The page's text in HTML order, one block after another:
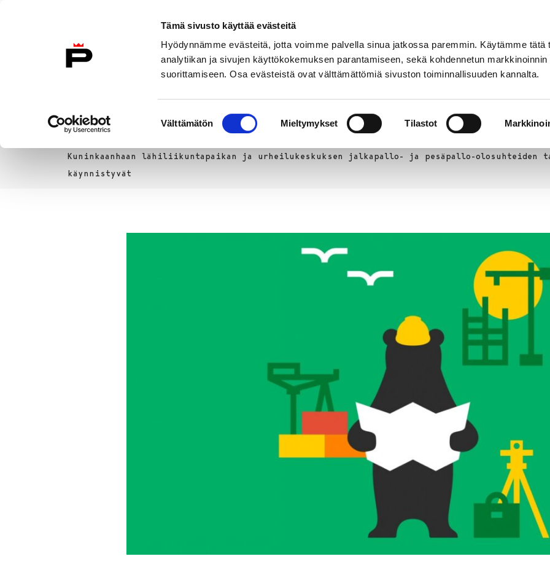
Tämä sivusto käyttää evästeitä
Hyödynnämme evästeitä, jotta voimme palvella sinua jatkossa paremmin. Käytämme tätä
analytiikan ja sivujen käyttökokemuksen parantamiseen, sekä kohdennetun markkinoinnin
suorittamiseen. Osa evästeistä ovat välttämättömiä sivuston toiminnallisuuden kannalta.
valinta
Välttämätön Mieltymykset Tilastot
Etusivulle
Etusivu
Kuninkaanhaan lähiliikuntapaikan ja urheilukeskuksen jalkapallo- ja pesäpallo-
käynnistyvät